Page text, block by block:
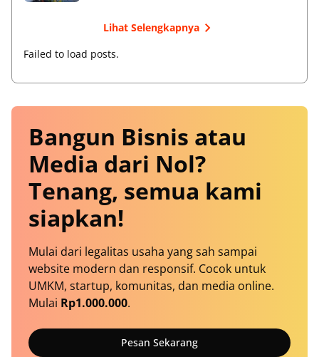
Lihat Selengkapnya
Failed to load posts.
Bangun Bisnis atau
Media dari Nol?
Tenang, semua kami
siapkan!
Mulai dari legalitas usaha yang sah sampai
website modern dan responsif. Cocok untuk
UMKM, startup, komunitas, dan media online.
Mulai Rp1.000.000.
Pesan Sekarang